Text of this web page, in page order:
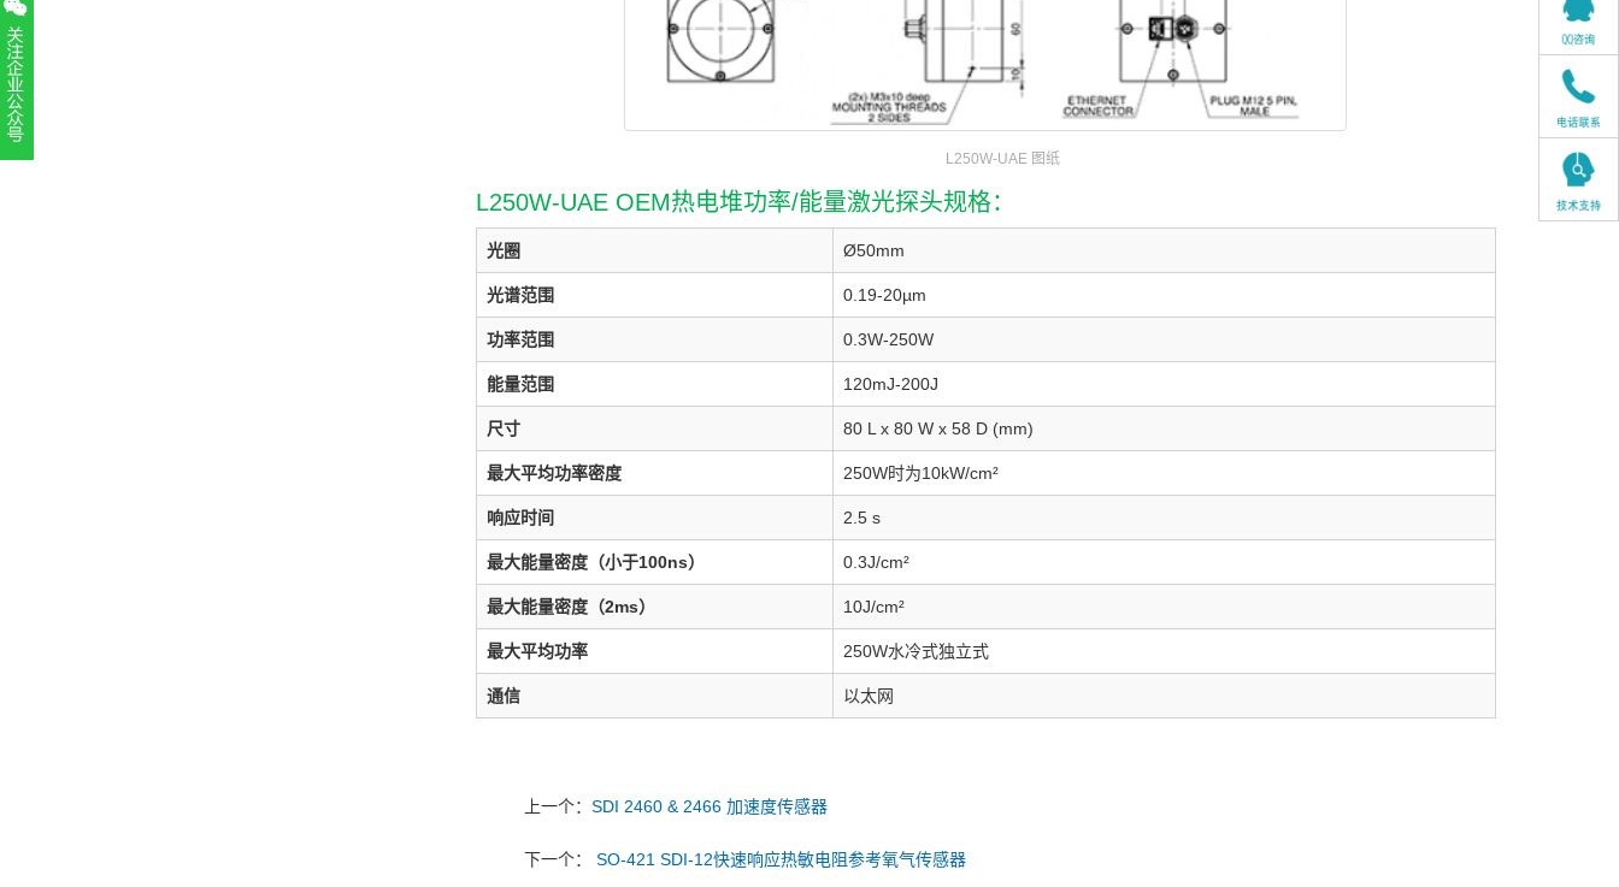
L250W-UAE 图纸
L250W-UAE OEM热电堆功率/能量激光探头规格：
光圈 Ø50mm
光谱范围 0.19-20µm
功率范围 0.3W-250W
能量范围 120mJ-200J
尺寸 80 L x 80 W x 58 D (mm)
最大平均功率密度 250W时为10kW/cm²
响应时间 2.5 s
最大能量密度（小于100ns） 0.3J/cm²
最大能量密度（2ms） 10J/cm²
最大平均功率 250W水冷式独立式
通信 以太网
上一个： SDI 2460 & 2466 加速度传感器
下一个： SO-421 SDI-12快速响应热敏电阻参考氧气传感器
扫一扫，关注官方账号